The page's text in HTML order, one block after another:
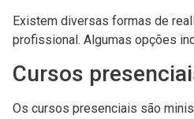
Existem diversas formas de
profissional. Algumas opções
Cursos
Os cursos presenciais são